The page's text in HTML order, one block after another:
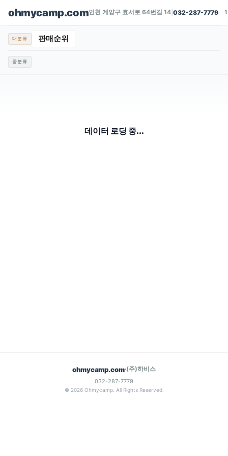
ohmycamp.com인천 계양구 효서로 64번길 14 |032-287-7779
대분류 판매순위
중분류
데이터 로딩 중...
ohmycamp.com (주)하비스
032-287-7779
© 2026 Ohmycamp. All Rights Reserved.